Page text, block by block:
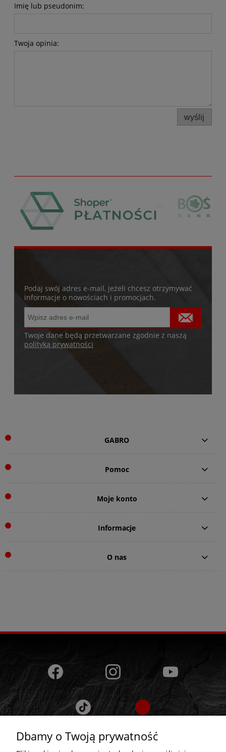
Imię lub pseudonim:
Twoja opinia:
wyślij
Podaj swój adres e-mail, jeżeli chcesz otrzymywać
informacje o nowościach i promocjach.
Twoje dane będą przetwarzane zgodnie z naszą
polityką prywatności
GABRO
Pomoc
Moje konto
Informacje
O nas
Dbamy o Twoją prywatność